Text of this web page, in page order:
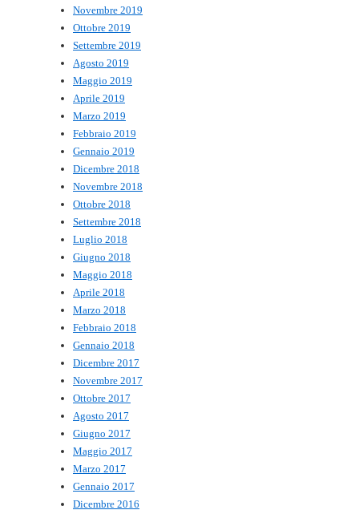
Novembre 2019
Ottobre 2019
Settembre 2019
Agosto 2019
Maggio 2019
Aprile 2019
Marzo 2019
Febbraio 2019
Gennaio 2019
Dicembre 2018
Novembre 2018
Ottobre 2018
Settembre 2018
Luglio 2018
Giugno 2018
Maggio 2018
Aprile 2018
Marzo 2018
Febbraio 2018
Gennaio 2018
Dicembre 2017
Novembre 2017
Ottobre 2017
Agosto 2017
Giugno 2017
Maggio 2017
Marzo 2017
Gennaio 2017
Dicembre 2016